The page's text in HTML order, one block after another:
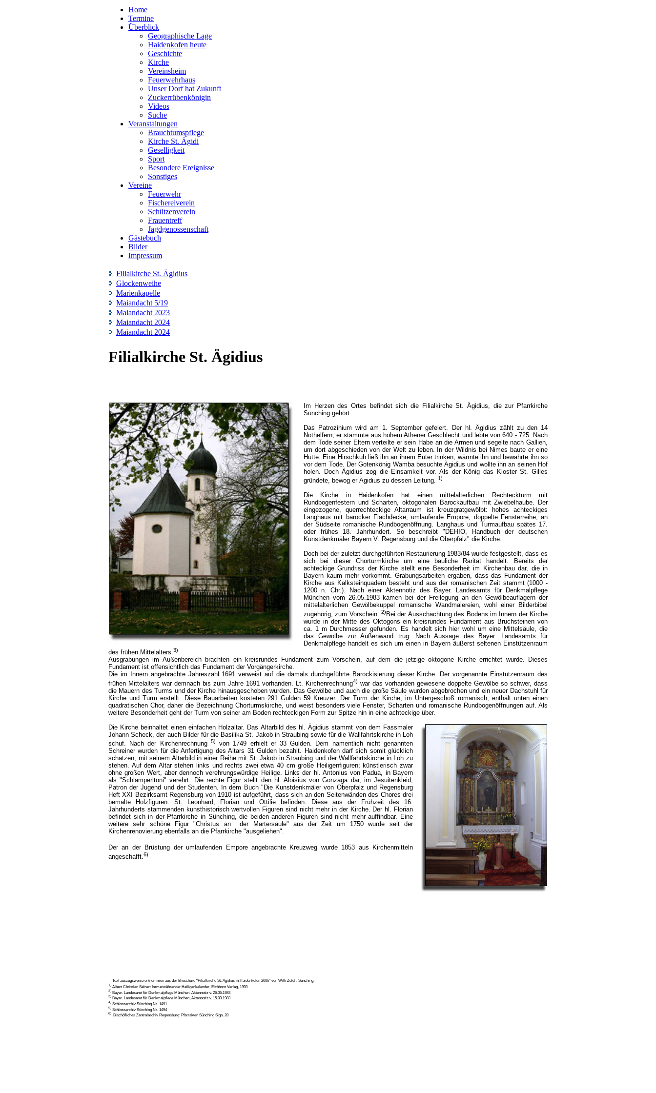
Home
Termine
Überblick
Geographische Lage
Haidenkofen heute
Geschichte
Kirche
Vereinsheim
Feuerwehrhaus
Unser Dorf hat Zukunft
Zuckerrübenkönigin
Videos
Suche
Veranstaltungen
Brauchtumspflege
Kirche St. Ägidi
Geselligkeit
Sport
Besondere Ereignisse
Sonstiges
Vereine
Feuerwehr
Fischereiverein
Schützenverein
Frauentreff
Jagdgenossenschaft
Gästebuch
Bilder
Impressum
Filialkirche St. Ägidius
Glockenweihe
Marienkapelle
Maiandacht 5/19
Maiandacht 2023
Maiandacht 2024
Maiandacht 2024
Filialkirche St. Ägidius
Im Herzen des Ortes befindet sich die Filialkirche St. Ägidius, die zur Pfarrkirche
Sünching gehört.
Das Patrozinium wird am 1. September gefeiert. Der hl. Ägidius zählt zu den 14
Nothelfern, er stammte aus hohem Athener Geschlecht und lebte von 640 - 725. Nach
dem Tode seiner Eltern verteilte er sein Habe an die Armen und segelte nach Gallien,
um dort abgeschieden von der Welt zu leben. In der Wildnis bei Nimes baute er eine
Hütte. Eine Hirschkuh ließ ihn an ihrem Euter trinken, wärmte ihn und bewahrte ihn so
vor dem Tode. Der Gotenkönig Wamba besuchte Ägidius und wollte ihn an seinen Hof
holen. Doch Ägidius zog die Einsamkeit vor. Als der König das Kloster St. Gilles
gründete, bewog er Ägidius zu dessen Leitung. 1)
Die Kirche in Haidenkofen hat einen mittelalterlichen Rechteckturm mit
Rundbogenfestern und Scharten, oktogonalen Barockaufbau mit Zwiebelhaube. Der
eingezogene, querrechteckige Altarraum ist kreuzgratgewölbt: hohes achteckiges
Langhaus mit barocker Flachdecke, umlaufende Empore, doppelte Fensterreihe, an
der Südseite romanische Rundbogenöffnung. Langhaus und Turmaufbau spätes 17.
oder frühes 18. Jahrhundert. So beschreibt "DEHIO, Handbuch der deutschen
Kunstdenkmäler Bayern V: Regensburg und die Oberpfalz" die Kirche.
Doch bei der zuletzt durchgeführten Restaurierung 1983/84 wurde festgestellt, dass es
sich bei dieser Chorturmkirche um eine bauliche Rarität handelt. Bereits der
achteckige Grundriss der Kirche stellt eine Besonderheit im Kirchenbau dar, die in
Bayern kaum mehr vorkommt. Grabungsarbeiten ergaben, dass das Fundament der
Kirche aus Kalksteinquadern besteht und aus der romanischen Zeit stammt (1000 -
1200 n. Chr.). Nach einer Aktennotiz des Bayer. Landesamts für Denkmalpflege
München vom 26.05.1983 kamen bei der Freilegung an den Gewölbeauflagern der
mittelalterlichen Gewölbekuppel romanische Wandmalereien, wohl einer Bilderbibel
zugehörig, zum Vorschein.2) Bei der Ausschachtung des Bodens im Innern der Kirche
wurde in der Mitte des Oktogons ein kreisrundes Fundament aus Bruchsteinen von
ca. 1 m Durchmesser gefunden. Es handelt sich hier wohl um eine Mittelsäule, die
das Gewölbe zur Außenwand trug. Nach Aussage des Bayer. Landesamts für
Denkmalpflege handelt es sich um einen in Bayern äußerst seltenen Einstützenraum
des frühen Mittelalters.3)
Ausgrabungen im Außenbereich brachten ein kreisrundes Fundament zum Vorschein, auf dem die jetzige oktogone Kirche errichtet wurde. Dieses
Fundament ist offensichtlich das Fundament der Vorgängerkirche.
Die im Innern angebrachte Jahreszahl 1691 verweist auf die damals durchgeführte Barockisierung dieser Kirche. Der vorgenannte Einstützenraum des
frühen Mittelalters war demnach bis zum Jahre 1691 vorhanden. Lt. Kirchenrechnung4) war das vorhanden gewesene doppelte Gewölbe so schwer, dass
die Mauern des Turms und der Kirche hinausgeschoben wurden. Das Gewölbe und auch die große Säule wurden abgebrochen und ein neuer Dachstuhl für
Kirche und Turm erstellt. Diese Bauarbeiten kosteten 291 Gulden 59 Kreuzer. Der Turm der Kirche, im Untergeschoß romanisch, enthält unten einen
quadratischen Chor, daher die Bezeichnung Chorturmskirche, und weist besonders viele Fenster, Scharten und romanische Rundbogenöffnungen auf. Als
weitere Besonderheit geht der Turm von seiner am Boden rechteckigen Form zur Spitze hin in eine achteckige über.
Die Kirche beinhaltet einen einfachen Holzaltar. Das Altarbild des hl. Ägidius stammt von dem Fassmaler
Johann Scheck, der auch Bilder für die Basilika St. Jakob in Straubing sowie für die Wallfahrtskirche in Loh
schuf. Nach der Kirchenrechnung 5)
von 1749 erhielt er 33 Gulden. Dem namentlich nicht genannten
Schreiner wurden für die Anfertigung des Altars 31 Gulden bezahlt. Haidenkofen darf sich somit glücklich
schätzen, mit seinem Altarbild in einer Reihe mit St. Jakob in Straubing und der Wallfahrtskirche in Loh zu
stehen. Auf dem Altar stehen links und rechts zwei etwa 40 cm große Heiligenfiguren; künstlerisch zwar
ohne großen Wert, aber dennoch verehrungswürdige Heilige. Links der hl. Antonius von Padua, in Bayern
als "Schlamperltoni" verehrt. Die rechte Figur stellt den hl. Aloisius von Gonzaga dar, im Jesuitenkleid,
Patron der Jugend und der Studenten. In dem Buch "Die Kunstdenkmäler von Oberpfalz und Regensburg
Heft XXI Bezirksamt Regensburg von 1910 ist aufgeführt, dass sich an den Seitenwänden des Chores drei
bemalte Holzfiguren: St. Leonhard, Florian und Ottilie befinden. Diese aus der Frühzeit des 16.
Jahrhunderts stammenden kunsthistorisch wertvollen Figuren sind nicht mehr in der Kirche. Der hl. Florian
befindet sich in der Pfarrkirche in Sünching, die beiden anderen Figuren sind nicht mehr auffindbar. Eine
weitere sehr schöne Figur "Christus an der Martersäule" aus der Zeit um 1750 wurde seit der
Kirchenrenovierung ebenfalls an die Pfarrkirche "ausgeliehen".
Der an der Brüstung der umlaufenden Empore angebrachte Kreuzweg wurde 1853 aus Kirchenmitteln
angeschafft. 6)
Text auszugsweise entnommen aus der Broschüre "Filialkirche St. Ägidius in Haidenkofen 2006" von Willi Zölch, Sünching.
1) Albert Christian Selner: Immerwährender Heiligenkalender, Eichborn Verlag, 1993
2) Bayer. Landesamt für Denkmalpflege München, Aktennotiz v. 26.05.1983
3) Bayer. Landesamt für Denkmalpflege München, Aktennotiz v. 15.03.1983
4) Schlossarchiv Sünching Nr. 1491
5) Schlossarchiv Sünching Nr. 1494
6) Bischöfliches Zentralarchiv Regensburg: Pfarrakten Sünching Sign. 28